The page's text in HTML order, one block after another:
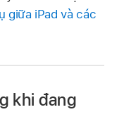
giữa iPad và các
khi đang